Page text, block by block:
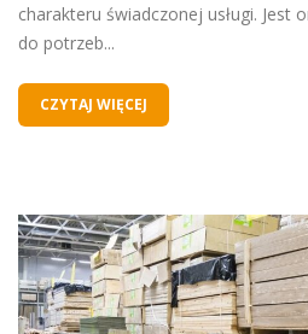
charakteru świadczonej usługi. Jest
do potrzeb...
CZYTAJ WIĘCEJ